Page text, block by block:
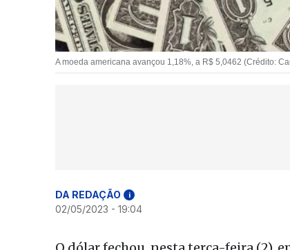
A moeda americana avançou 1,18%, a R$ 5,0462 (Crédito:
DA REDAÇÃO i
02/05/2023 - 19:04